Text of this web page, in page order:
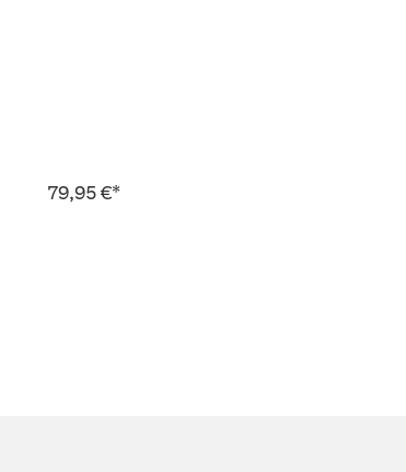
79,95 €*